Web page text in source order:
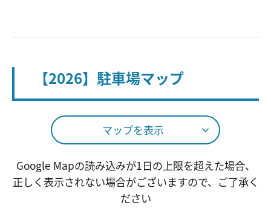
【2026】駐車場マップ
マップを表示
Google Mapの読み込みが1日の上限を超えた場合、
正しく表示されない場合がございますので、ご了承く
ださい